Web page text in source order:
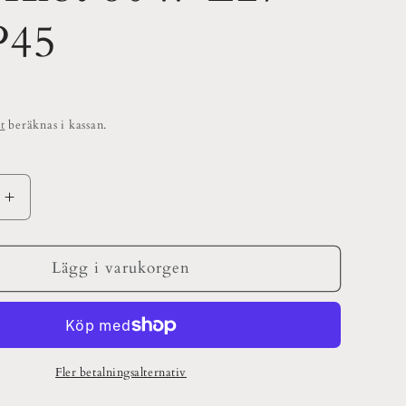
beräknas i kassan.
Öka
kvantitet
för
Klot
927
Lägg i varukorgen
Fler betalningsalternativ